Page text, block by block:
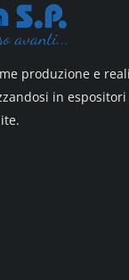
produzione e
in